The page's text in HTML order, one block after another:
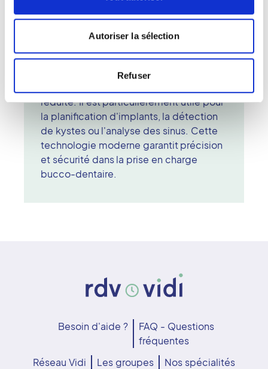
Autoriser la sélection
Refuser
d'une minute et n'occasionne aucune
gêne. Les images sont ensuite traitées
dentiste pour un diagnostic complet. Le
Cone Beam offre une qualité d'image
réduite. Il est particulièrement utile pour
la planification d'implants, la détection
de kystes ou l'analyse des sinus. Cette
technologie moderne garantit précision
et sécurité dans la prise en charge
bucco-dentaire.
Besoin d'aide ?
FAQ - Questions
fréquentes
Réseau Vidi
Les groupes
Nos spécialités